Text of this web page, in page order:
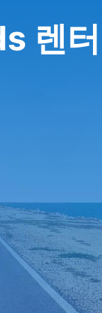
렌